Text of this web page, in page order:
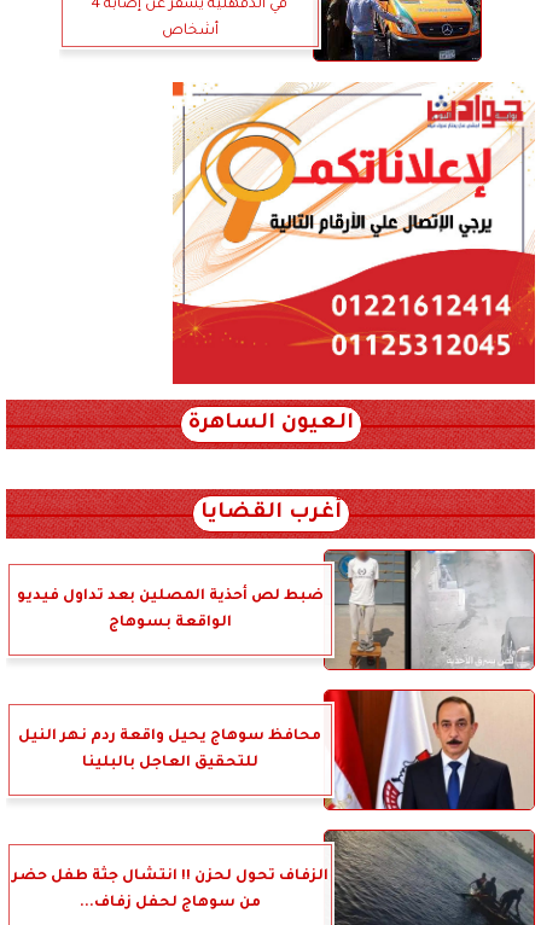
في الدقهلية يُسفر عن إصابة 4
أشخاص
العيون الساهرة
أغرب القضايا
ضبط لص أحذية المصلين بعد تداول فيديو
الواقعة بسوهاج
محافظ سوهاج يحيل واقعة ردم نهر النيل
للتحقيق العاجل بالبلينا
الزفاف تحول لحزن !! انتشال جثة طفل حضر
من سوهاج لحفل زفاف...